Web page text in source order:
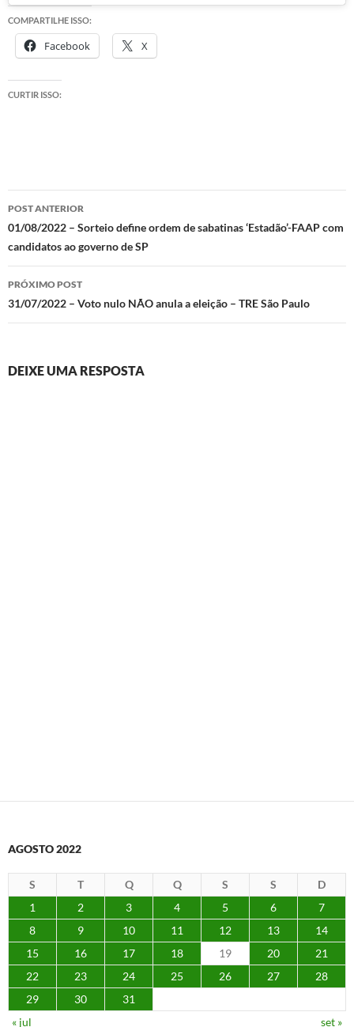
COMPARTILHE ISSO:
Facebook X
CURTIR ISSO:
Navegação
de
posts
POST ANTERIOR
01/08/2022 – Sorteio define ordem de sabatinas ‘Estadão’-FAAP com
candidatos ao governo de SP
PRÓXIMO POST
31/07/2022 – Voto nulo NÃO anula a eleição – TRE São Paulo
DEIXE UMA RESPOSTA
AGOSTO 2022
S T Q Q S S
D
1
2 3 4 5 6
7
8
9 10 11 12 13
14
15
16 17 18 19 20
21
22
23 24 25 26 27
28
29
30
31
« jul
set »